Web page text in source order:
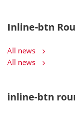
Inline-btn
All news
All news
inline-btn